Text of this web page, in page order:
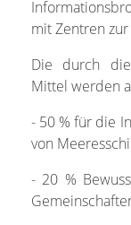
mit Zentren
Die durch die
Mittel werden
- 50 % für die
von
- 20 %